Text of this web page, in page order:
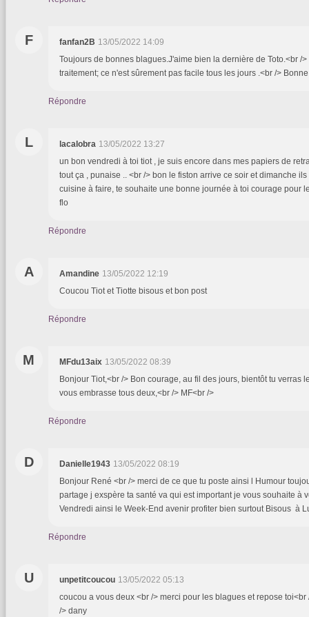
F fanfan2B 13/05/2022 14:09
Toujours de bonnes blagues.J'aime bien la dernière de Toto.<br /
traitement; ce n'est sûrement pas facile tous les jours .<br />
Répondre
L lacalobra 13/05/2022 13:27
un bon vendredi à toi tiot , je suis encore dans mes papiers de
tout ça , punaise .. <br /> bon le fiston arrive ce soir et dimanche
cuisine à faire, te souhaite une bonne journée à toi courage pour
flo
Répondre
A Amandine 13/05/2022 12:19
Coucou Tiot et Tiotte bisous et bon post
Répondre
M MFdu13aix 13/05/2022 08:39
Bonjour Tiot,<br /> Bon courage, au fil des jours, bientôt tu verras
vous embrasse tous deux,<br /> MF<br />
Répondre
D Danielle1943 13/05/2022 08:19
Bonjour René <br /> merci de ce que tu poste ainsi l Humour
partage j exspère ta santé va qui est important je vous souhaite à
Vendredi ainsi le Week-End avenir profiter bien surtout Bisous à
Répondre
U unpetitcoucou 13/05/2022 05:13
coucou a vous deux <br /> merci pour les blagues et repose toi<br
/> dany